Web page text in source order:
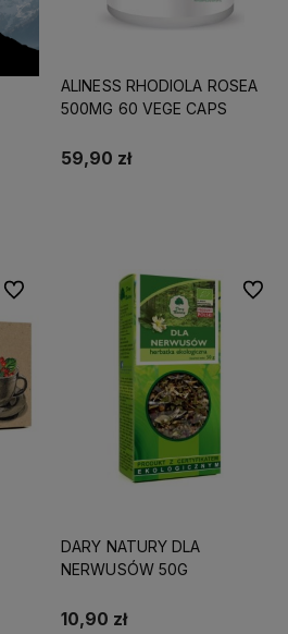
ALINESS RHODIOLA ROSEA
500MG 60 VEGE CAPS
59,90 zł
Do ulubionych
DARY NATURY DLA
NERWUSÓW 50G
10,90 zł
Do